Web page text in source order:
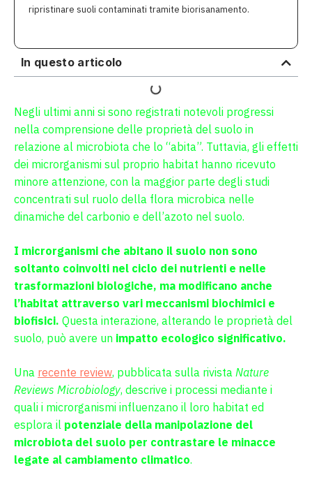
ripristinare suoli contaminati tramite biorisanamento.
In questo articolo
Negli ultimi anni si sono registrati notevoli progressi
nella comprensione delle proprietà del suolo in
relazione al microbiota che lo “abita”. Tuttavia, gli effetti
dei microrganismi sul proprio habitat hanno ricevuto
minore attenzione, con la maggior parte degli studi
concentrati sul ruolo della flora microbica nelle
dinamiche del carbonio e dell’azoto nel suolo.
I microrganismi che abitano il suolo non sono
soltanto coinvolti nel ciclo dei nutrienti e nelle
trasformazioni biologiche, ma modificano anche
l’habitat attraverso vari meccanismi biochimici e
biofisici. Questa interazione, alterando le proprietà del
suolo, può avere un impatto ecologico significativo.
Una recente review, pubblicata sulla rivista Nature
Reviews Microbiology, descrive i processi mediante i
quali i microrganismi influenzano il loro habitat ed
esplora il potenziale della manipolazione del
microbiota del suolo per contrastare le minacce
legate al cambiamento climatico.